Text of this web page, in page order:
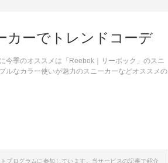
カーでトレンドコーデ
今季のオススメは「Reebok｜リーボック」のスニ
なカラー使いが魅力のスニーカーなどオススメの
プログラムに参加しています。当サービスの記事で紹介